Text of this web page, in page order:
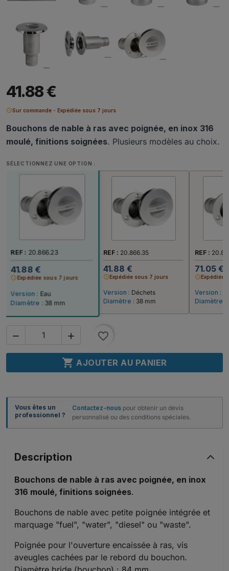
41.88 €
scheduleSur commande - Expédiée sous 7 jours
Bouchons de nable à ras avec poignée, en inox 316
moulé, finitions soignées. Plusieurs modèles au choix.
SÉLECTIONNEZ UNE OPTION :
REF : 20.866.23
41.88 €
scheduleExpédiée sous 7 jours
Version : Eau
Diamètre : 38 mm
REF : 20.866.35
41.88 €
scheduleExpédiée sous 7 jours
Version : Déchets
Diamètre : 38 mm
REF :
71.05 €
scheduleExpédiée
Version :
Diamètre :
  favorite_border
 AJOUTER AU PANIER
Vous êtes un
professionnel ?
Contactez-nous pour obtenir un devis
personnalisé ou des conditions spéciales.
Description
Bouchons de nable à ras avec poignée, en inox
316 moulé, finitions soignées.
Bouchons de nable avec petite poignée intégrée et
marquage "fuel", "water", "diesel" ou "waste".
Poignée pour l'ouverture encaissée à ras, vis
aveugles cachées par le rebord du bouchon.